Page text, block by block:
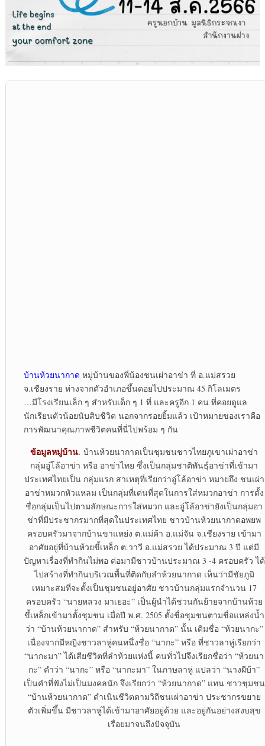
บ้านห้วยนากาด หมู่บ้านของพี่น้องชนเผ่าอาข่า ที่ อ.แม่สรวย
จ.เชียงราย ห่างจากตัวอำเภอขึ้นดอยไปประมาณ 45 กิโลเมตร
…มีโรงเรียนเล็ก ๆ สำหรับเด็ก ๆ 1 ที่ และครูอีก 1 คน ที่คอยดูแล
นักเรียนตัวน้อยนับสิบชีวิต นอกจากรอยยิ้มแล้ว เป้าหมายของเราคือ
การพัฒนาคุณภาพชีวิตคนที่นี่ไปพร้อม ๆ กัน
ข้อมูลหมู่บ้าน.บ้านห้วยนากาดเป็นชุมชนชาวไทยภูเขาเผ่าอาข่า
กลุ่มอู่โล้อาข่า หรือ อาข่าไทย ซึ่งเป็นกลุ่มชาติพันธุ์อาข่าที่เข้ามา
ประเทศไทยเป็น กลุ่มแรก สาเหตุที่เรียกว่าอู่โล้อาข่า หมายถึง ชนเผ่า
อาข่าหมวกหัวแหลม เป็นกลุ่มที่เด่นที่สุดในการใส่หมวกอาข่า การตั้ง
ชื่อกลุ่มเป็นไปตามลักษณะการใส่หมวก และอู่โล้อาข่ายังเป็นกลุ่มอา
ข่าที่มีประชากรมากที่สุดในประเทศไทย ชาวบ้านห้วยนากาดอพยพ
ครอบครัวมาจากบ้านขาแหย่ง ต.แม่ค้า อ.แม่จัน จ.เชียงราย เข้ามา
อาศัยอยู่ที่บ้านห้วยขี้เหล็ก ต.วาวี อ.แม่สรวย ได้ประมาณ 3 ปี แต่มี
ปัญหาเรื่องที่ทำกินไม่พอ ต่อมามีชาวบ้านประมาณ 3 -4 ครอบครัว ได้
ไปสร้างที่ทำกินบริเวณพื้นที่ติดกับลำห้วยนากาด เห็นว่ามีชัยภูมิ
เหมาะสมที่จะตั้งเป็นชุมชนอยู่อาศัย ชาวบ้านกลุ่มแรกจำนวน 17
ครอบครัว “นายหลวง มาเยอะ” เป็นผู้นำได้ชวนกันย้ายจากบ้านห้วย
ขี้เหล็กเข้ามาตั้งชุมชน เมื่อปี พ.ศ. 2505 ตั้งชื่อชุมชนตามชื่อแหล่งน้ำ
ว่า “บ้านห้วยนากาด” สำหรับ “ห้วยนากาด” นั้น เดิมชื่อ “ห้วยนากะ”
เนื่องจากมีหญิงชาวลาหู่คนหนึ่งชื่อ “นากะ” หรือ ที่ชาวลาหู่เรียกว่า
“นากะมา” ได้เสียชีวิตที่ลำห้วยแห่งนี้ คนทั่วไปจึงเรียกชื่อว่า “ห้วยนา
กะ” คำว่า “นากะ” หรือ “นากะมา” ในภาษลาหู่ แปลว่า “นางผีบ้า”
เป็นคำที่ฟังไม่เป็นมงคลนัก จึงเรียกว่า “ห้วยนากาด” แทน ชาวชุมชน
“บ้านห้วยนากาด” ดำเนินชีวิตตามวิถีชนเผ่าอาข่า ประชากรขยาย
ตัวเพิ่มขึ้น มีชาวลาหู่ได้เข้ามาอาศัยอยู่ด้วย และอยู่กันอย่างสงบสุข
เรื่อยมาจนถึงปัจจุบัน